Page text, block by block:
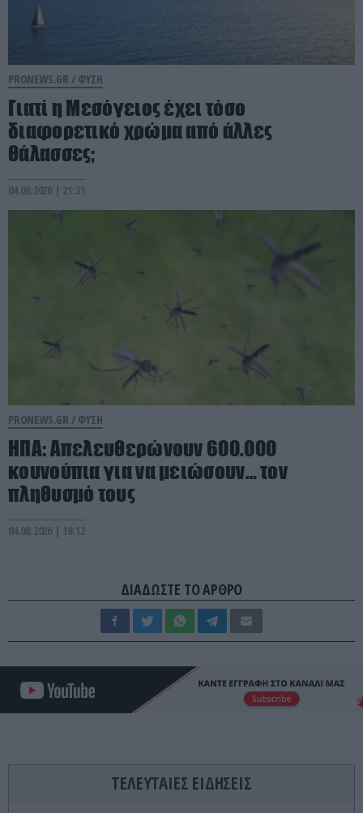
PRONEWS.GR / ΦΥΣΗ
Γιατί η Μεσόγειος έχει τόσο
διαφορετικό χρώμα από άλλες
θάλασσες;
04.08.2026 | 21:31
PRONEWS.GR / ΦΥΣΗ
ΗΠΑ: Απελευθερώνουν 600.000
κουνούπια για να μειώσουν… τον
πληθυσμό τους
04.08.2026 | 18:12
ΔΙΑΔΩΣΤΕ ΤΟ ΑΡΘΡΟ
ΤΕΛΕΥΤΑΙΕΣ ΕΙΔΗΣΕΙΣ